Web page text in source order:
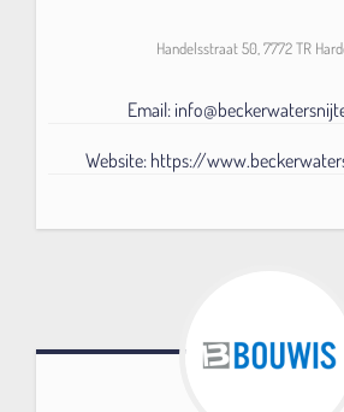
Handelsstraat 50, 7772 TR
Email:
Website: https://